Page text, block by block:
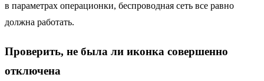
в параметрах операционки, беспроводная сеть все равно
должна работать.
Проверить, не была ли иконка совершенно
отключена